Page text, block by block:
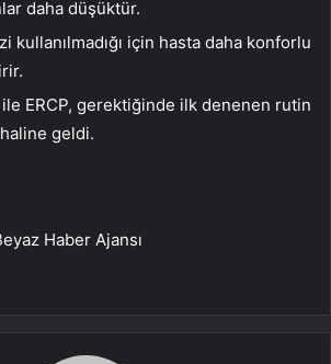
daha düşüktür.
kullanılmadığı için hasta daha konforlu
ERCP, gerektiğinde ilk denenen rutin
geldi.
Haber Ajansı